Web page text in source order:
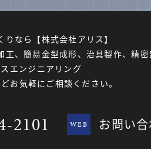
りなら 【株式会社アリス】
、簡易金型成形、治具製作、精密
エンジニアリング
お気軽にご相談ください。
2101 WEB お問い